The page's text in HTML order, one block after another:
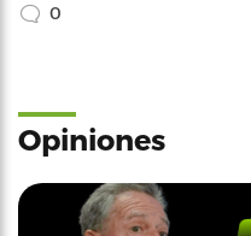
0
Opiniones